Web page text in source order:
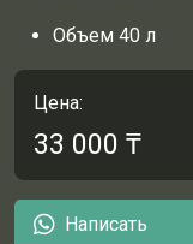
Объем 40 л
Цена:
33 000 ₸
Написать